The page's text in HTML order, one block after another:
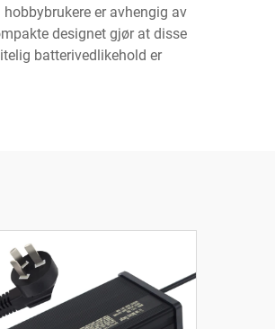
er avhengig av
designet gjør at disse
batterivedlikehold er